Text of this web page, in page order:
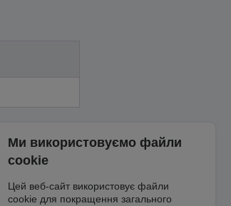
Ми використовуємо файли
cookie
Цей веб-сайт використовує файли
cookie для покращення загального